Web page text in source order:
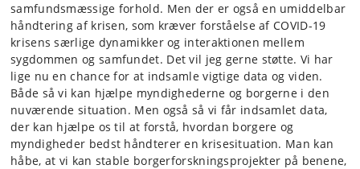
samfundsmæssige forhold. Men der er også en umiddelbar
håndtering af krisen, som kræver forståelse af COVID-19
krisens særlige dynamikker og interaktionen mellem
sygdommen og samfundet. Det vil jeg gerne støtte. Vi har
lige nu en chance for at indsamle vigtige data og viden.
Både så vi kan hjælpe myndighederne og borgerne i den
nuværende situation. Men også så vi får indsamlet data,
der kan hjælpe os til at forstå, hvordan borgere og
myndigheder bedst håndterer en krisesituation. Man kan
håbe, at vi kan stable borgerforskningsprojekter på benene,